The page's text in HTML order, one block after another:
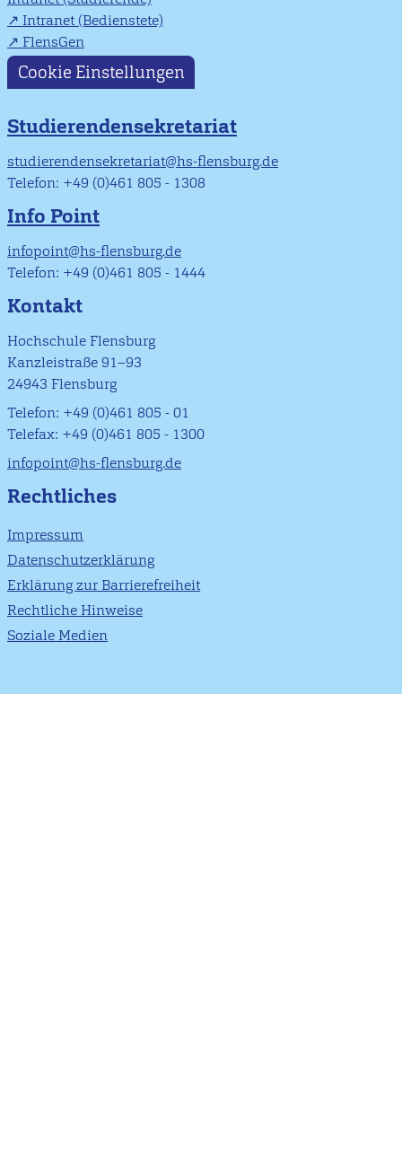
Intranet (Bedienstete)
FlensGen
Cookie Einstellungen
Studierendensekretariat
studierendensekretariat@hs-flensburg.de
Telefon: +49 (0)461 805 - 1308
Info Point
infopoint@hs-flensburg.de
Telefon: +49 (0)461 805 - 1444
Kontakt
Hochschule Flensburg
Kanzleistraße 91–93
24943 Flensburg
Telefon: +49 (0)461 805 - 01
Telefax: +49 (0)461 805 - 1300
infopoint@hs-flensburg.de
Rechtliches
Impressum
Datenschutzerklärung
Erklärung zur Barrierefreiheit
Rechtliche Hinweise
Soziale Medien